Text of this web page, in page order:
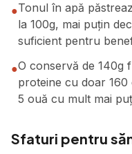
●Tonul în apă
la 100g, mai puțin
suficient pentru
●O conservă de 140g
proteine cu doar
5 ouă cu mult mai
Sfaturi pentru